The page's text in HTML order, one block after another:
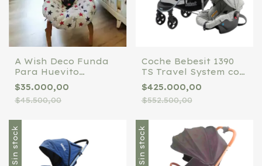
A Wish Deco Funda
Para Huevito
Estampado y Liso
$35.000,00
$45.500,00
Coche Bebesit 1390
TS Travel System con
Manillar Rebatible
Gris
$425.000,00
$552.500,00
Sin stock Sin stock